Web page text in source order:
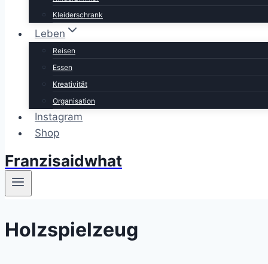
Kleiderschrank
Leben
Reisen
Essen
Kreativität
Organisation
Instagram
Shop
Franzisaidwhat
Holzspielzeug